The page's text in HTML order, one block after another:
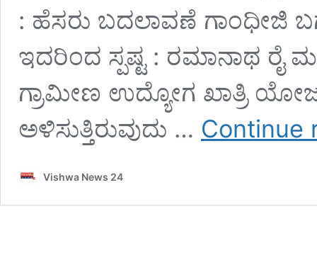
: ಹೆಸರು ಬದಲಾವಣೆ ಗಾಂಧೀಜಿ
ಇದರಿಂದ ಸ್ಪಷ್ಟ : ರಮಾನಾಥ ರೈ
ಗ್ರಾಮೀಣ ಉದ್ಯೋಗ ಖಾತ್ರಿ
ಅಳಿಸುತ್ತಿರುವುದು … Continue
Vishwa News 24